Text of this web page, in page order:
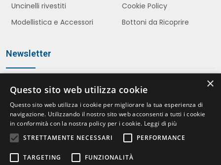
Uncinelli rivestiti
Modellistica e Accessori
Cookie Policy
Bottoni da Ricoprire
Newsletter
Accetto le politiche dellaPrivacy Policy
×
Questo sito web utilizza cookie
Questo sito web utilizza i cookie per migliorare la tua esperienza di
navigazione. Utilizzando il nostro sito web acconsenti a tutti i cookie
in conformità con la nostra policy per i cookie. Leggi di più
STRETTAMENTE NECESSARI
PERFORMANCE
TARGETING FUNZIONALITÀ